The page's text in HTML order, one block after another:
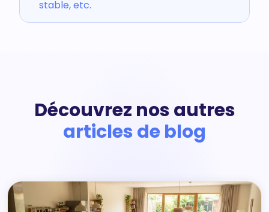
stable, etc.
Découvrez nos autres
articles de blog